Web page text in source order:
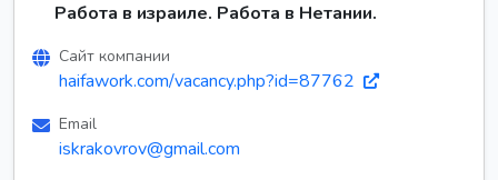
Работа в израиле. Работа в Нетании.
Сайт компании
haifawork.com/vacancy.php?id=87762
Email
iskrakovrov@gmail.com